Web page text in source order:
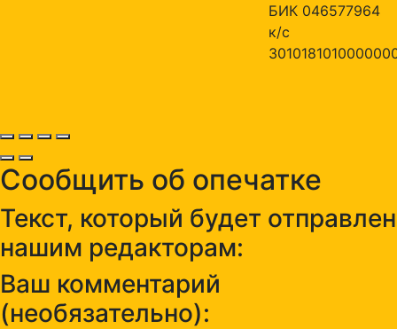
БИК 046577964
к/с
Сообщить об опечатке
Текст, который будет отправлен
нашим редакторам:
Ваш комментарий
(необязательно):